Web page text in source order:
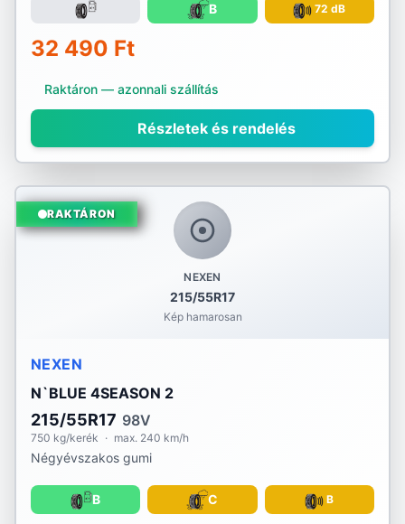
B 72 dB
32 490 Ft
Raktáron — azonnali szállítás
Részletek és rendelés
NEXEN
215/55R17
Kép hamarosan
RAKTÁRON
NEXEN
N`BLUE 4SEASON 2
215/55R17 98V
750 kg/kerék · max. 240 km/h
Négyévszakos gumi
B C B